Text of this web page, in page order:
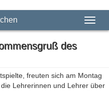
des
freuten sich am Montag
Lehrerinnen und Lehrer über